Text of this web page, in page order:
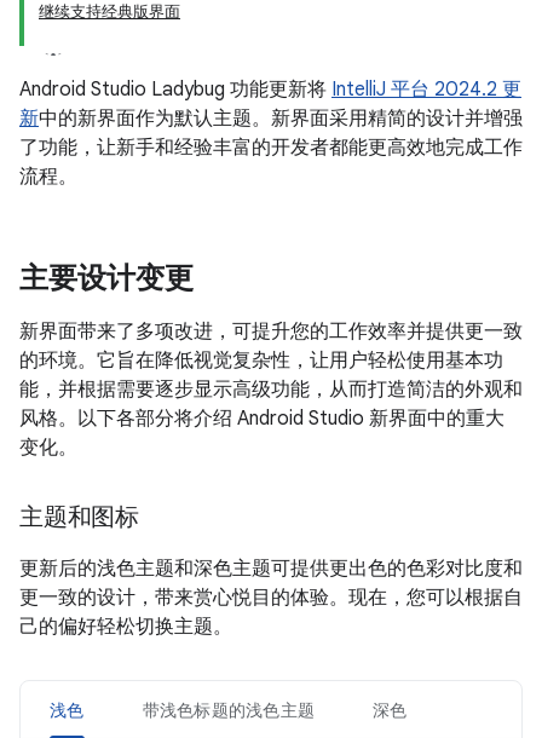
继续支持经典版界面
Android Studio Ladybug 功能更新将 IntelliJ 平台 2024.2 更
新中的新界面作为默认主题。新界面采用精简的设计并增强
了功能，让新手和经验丰富的开发者都能更高效地完成工作
流程。
主要设计变更
新界面带来了多项改进，可提升您的工作效率并提供更一致
的环境。它旨在降低视觉复杂性，让用户轻松使用基本功
能，并根据需要逐步显示高级功能，从而打造简洁的外观和
风格。以下各部分将介绍 Android Studio 新界面中的重大
变化。
主题和图标
更新后的浅色主题和深色主题可提供更出色的色彩对比度和
更一致的设计，带来赏心悦目的体验。现在，您可以根据自
己的偏好轻松切换主题。
浅色 带浅色标题的浅色主题 深色